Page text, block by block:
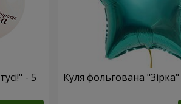
- 5 Куля фольгована "Зірка"